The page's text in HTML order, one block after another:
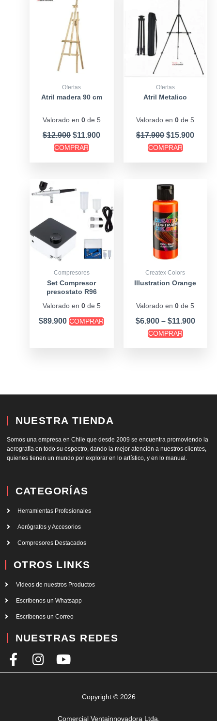
Ofertas
Atril madera 90 cm
Valorado en 0de 5
$12.900
was:
$12.900.
$11.900
COMPRAR
Ofertas
Atril Metalico
Valorado en0 de 5
$17.900
$17.900.
$15.900
COMPRAR
Compresores
Set Compresor
presostato R96
Valorado en 0de 5
$89.900 COMPRAR
Createx Colors
Illustration Orange
Valorado en0 de 5
$6.900 – $11.900
COMPRAR
pueden
en
la
página
NUESTRA TIENDA
Somos una empresa en Chile que desde 2009 se encuentra promoviendo la
aerografía en todo su espectro, dando la mejor atención a nuestros clientes,
quienes tienen un mundo por explorar en lo artístico, y en lo manual.
CATEGORÍAS
Herramientas Profesionales
Aerógrafos y Accesorios
Compresores Destacados
OTROS LINKS
Videos de nuestros Productos
Escríbenos un Whatsapp
Escríbenos un Correo
NUESTRAS REDES
F
a
I
n
Y
o
Copyright © 2026
Comercial Ventainnovadora Ltda.